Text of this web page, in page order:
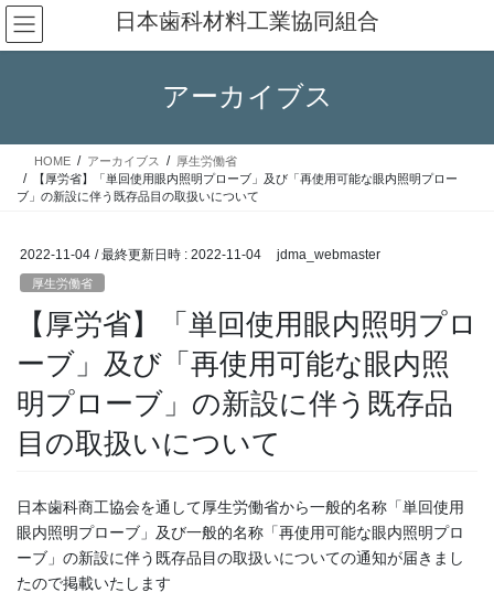
コ
ン
テ
ス
ナ
ビ
ゲ
ン
日本歯科材料工業協同組合
アーカイブス
HOME アーカイブス
厚生労働省
【厚労省】「単回使用眼内照明プローブ」及び「再使用可能な眼内照明プロー
ブ」の新設に伴う既存品目の取扱いについて
2022-11-04 / 最終更新日時 : 2022-11-04 jdma_webmaster
厚生労働省
【厚労省】「単回使用眼内照明プロ
ーブ」及び「再使用可能な眼内照
明プローブ」の新設に伴う既存品
目の取扱いについて
日本歯科商工協会を通して厚生労働省から一般的名称「単回使用
眼内照明プローブ」及び一般的名称「再使用可能な眼内照明プロ
ーブ」の新設に伴う既存品目の取扱いについての通知が届きまし
たので掲載いたします